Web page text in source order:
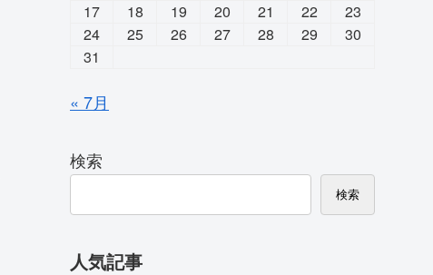
17
18 19 20 21 22
23
24
25 26 27 28 29
30
31
« 7月
検索
検索
人気記事